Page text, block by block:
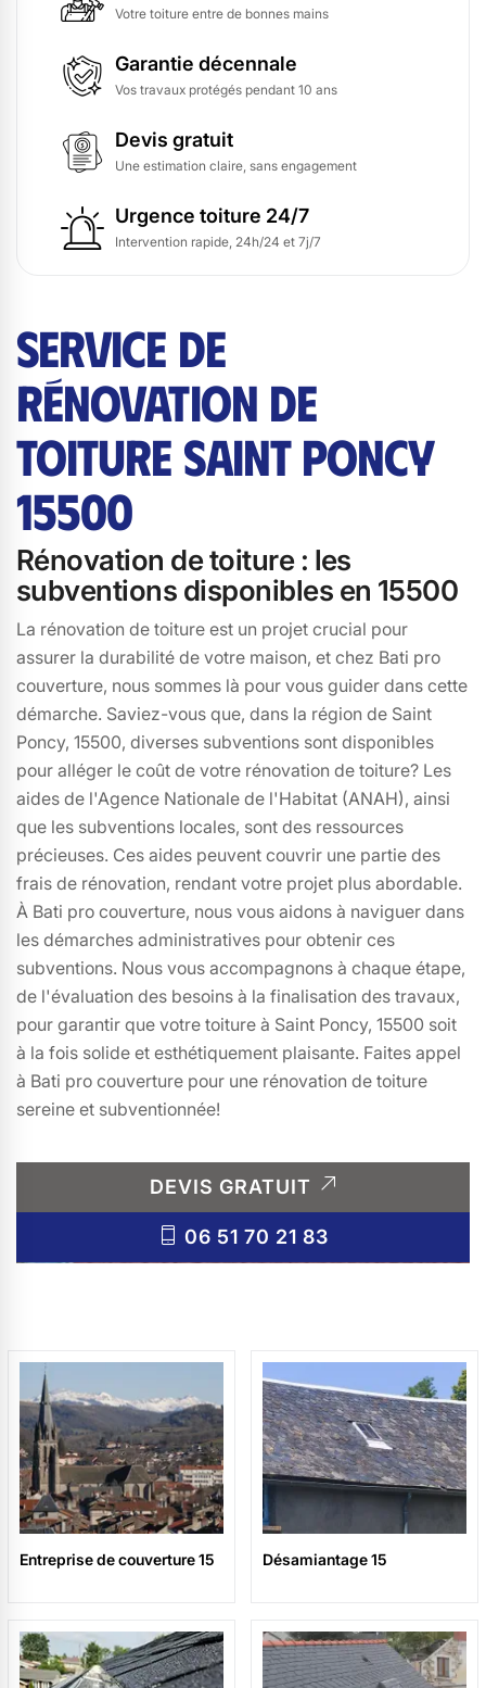
Votre toiture entre de bonnes mains
Garantie décennale
Vos travaux protégés pendant 10 ans
Devis gratuit
Une estimation claire, sans engagement
Urgence toiture 24/7
Intervention rapide, 24h/24 et 7j/7
SERVICE DE
RÉNOVATION DE
TOITURE SAINT PONCY
15500
Rénovation de toiture : les
subventions disponibles en 15500
La rénovation de toiture est un projet crucial pour
assurer la durabilité de votre maison, et chez Bati pro
couverture, nous sommes là pour vous guider dans cette
démarche. Saviez-vous que, dans la région de Saint
Poncy, 15500, diverses subventions sont disponibles
pour alléger le coût de votre rénovation de toiture? Les
aides de l'Agence Nationale de l'Habitat (ANAH), ainsi
que les subventions locales, sont des ressources
précieuses. Ces aides peuvent couvrir une partie des
frais de rénovation, rendant votre projet plus abordable.
À Bati pro couverture, nous vous aidons à naviguer dans
les démarches administratives pour obtenir ces
subventions. Nous vous accompagnons à chaque étape,
de l'évaluation des besoins à la finalisation des travaux,
pour garantir que votre toiture à Saint Poncy, 15500 soit
à la fois solide et esthétiquement plaisante. Faites appel
à Bati pro couverture pour une rénovation de toiture
sereine et subventionnée!
DEVIS GRATUIT
06 51 70 21 83
Entreprise de couverture 15 Désamiantage 15